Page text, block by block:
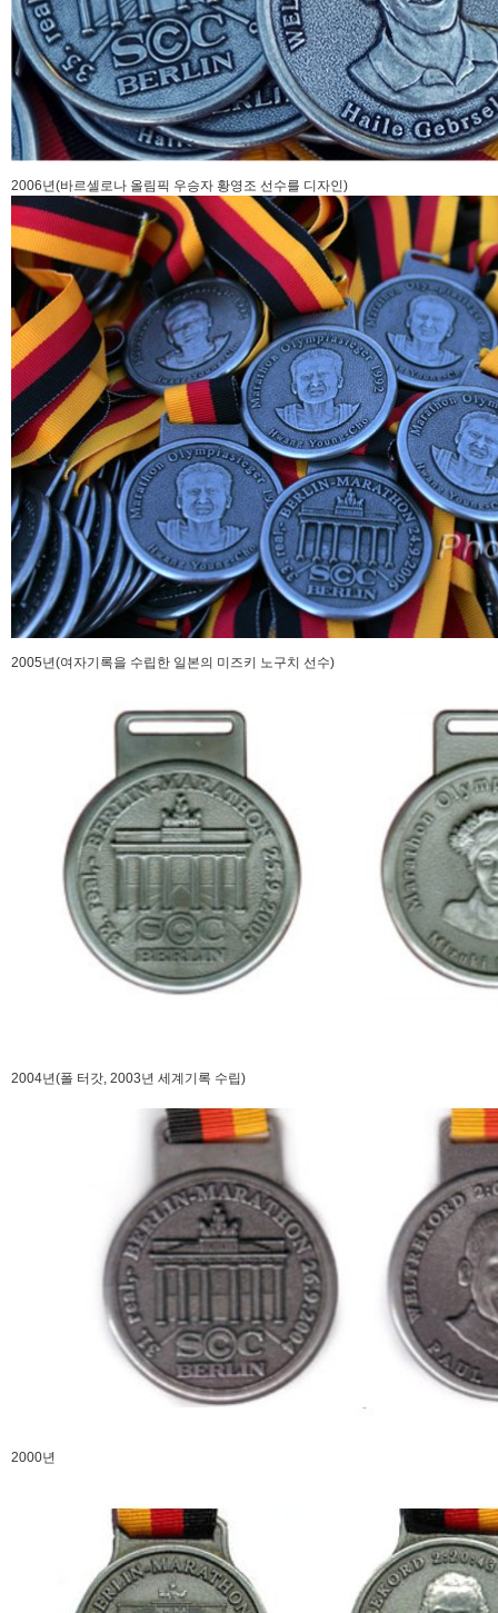
2006년(바르셀로나 올림픽 우승자 황영조 선수를 디자인)
2005년(여자기록을 수립한 일본의 미즈키 노구치 선수)
2004년(폴 터갓, 2003년 세계기록 수립)
2000년